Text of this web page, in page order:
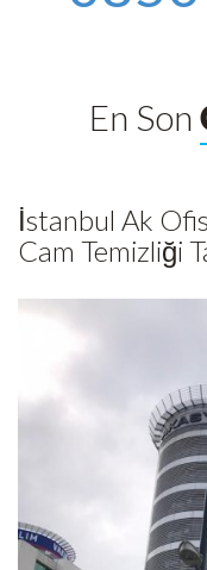
En Son
İstanbul Ak
Cam Temizliği